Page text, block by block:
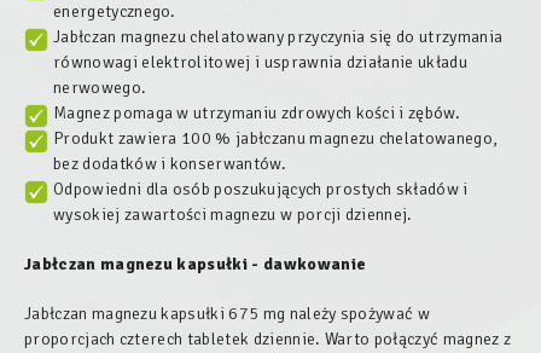
energetycznego.
Jabłczan magnezu chelatowany przyczynia się do utrzymania
równowagi elektrolitowej i usprawnia działanie układu
nerwowego.
Magnez pomaga w utrzymaniu zdrowych kości i zębów.
Produkt zawiera 100 % jabłczanu magnezu chelatowanego,
bez dodatków i konserwantów.
Odpowiedni dla osób poszukujących prostych składów i
wysokiej zawartości magnezu w porcji dziennej.
Jabłczan magnezu kapsułki - dawkowanie
Jabłczan magnezu kapsułki 675 mg należy spożywać w
proporcjach czterech tabletek dziennie. Warto połączyć magnez z